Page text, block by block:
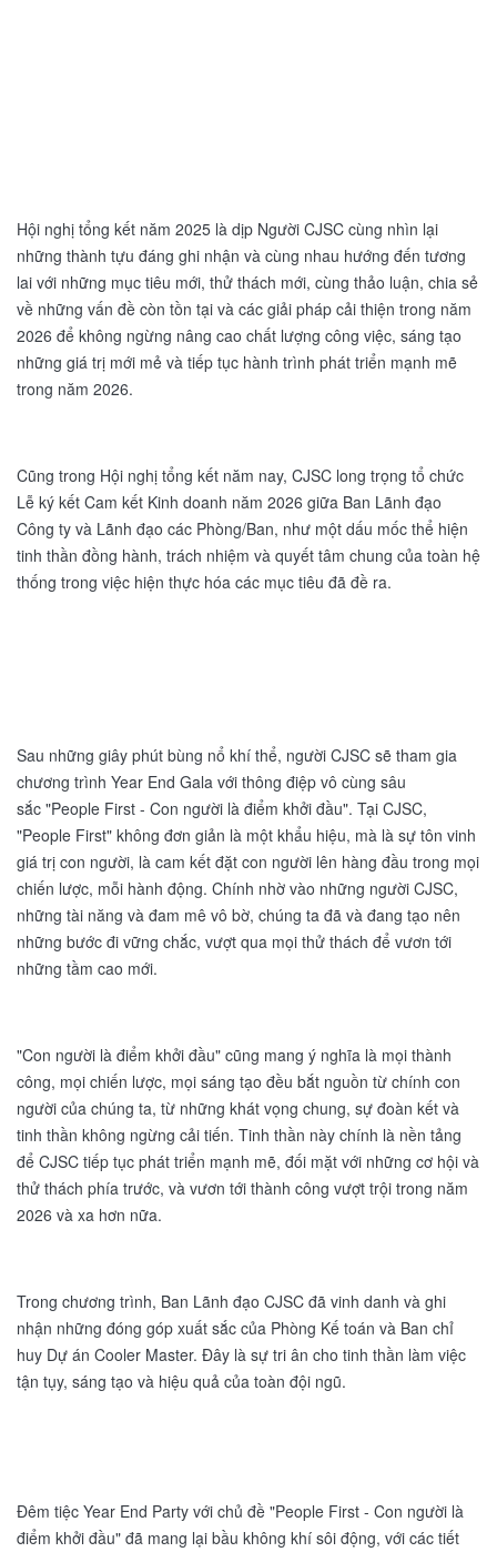
Hội nghị tổng kết năm 2025 là dịp Người CJSC cùng nhìn lại
những thành tựu đáng ghi nhận và cùng nhau hướng đến tương
lai với những mục tiêu mới, thử thách mới, cùng thảo luận, chia sẻ
về những vấn đề còn tồn tại và các giải pháp cải thiện trong năm
2026 để không ngừng nâng cao chất lượng công việc, sáng tạo
những giá trị mới mẻ và tiếp tục hành trình phát triển mạnh mẽ
trong năm 2026.
Cũng trong Hội nghị tổng kết năm nay, CJSC long trọng tổ chức
Lễ ký kết Cam kết Kinh doanh năm 2026 giữa Ban Lãnh đạo
Công ty và Lãnh đạo các Phòng/Ban, như một dấu mốc thể hiện
tinh thần đồng hành, trách nhiệm và quyết tâm chung của toàn hệ
thống trong việc hiện thực hóa các mục tiêu đã đề ra.
Sau những giây phút bùng nổ khí thể, người CJSC sẽ tham gia
chương trình Year End Gala với thông điệp vô cùng sâu
sắc "People First - Con người là điểm khởi đầu". Tại CJSC,
"People First" không đơn giản là một khẩu hiệu, mà là sự tôn vinh
giá trị con người, là cam kết đặt con người lên hàng đầu trong mọi
chiến lược, mỗi hành động. Chính nhờ vào những người CJSC,
những tài năng và đam mê vô bờ, chúng ta đã và đang tạo nên
những bước đi vững chắc, vượt qua mọi thử thách để vươn tới
những tầm cao mới.
"Con người là điểm khởi đầu" cũng mang ý nghĩa là mọi thành
công, mọi chiến lược, mọi sáng tạo đều bắt nguồn từ chính con
người của chúng ta, từ những khát vọng chung, sự đoàn kết và
tinh thần không ngừng cải tiến. Tinh thần này chính là nền tảng
để CJSC tiếp tục phát triển mạnh mẽ, đối mặt với những cơ hội và
thử thách phía trước, và vươn tới thành công vượt trội trong năm
2026 và xa hơn nữa.
Trong chương trình, Ban Lãnh đạo CJSC đã vinh danh và ghi
nhận những đóng góp xuất sắc của Phòng Kế toán và Ban chỉ
huy Dự án Cooler Master. Đây là sự tri ân cho tinh thần làm việc
tận tụy, sáng tạo và hiệu quả của toàn đội ngũ.
Đêm tiệc Year End Party với chủ đề "People First - Con người là
điểm khởi đầu" đã mang lại bầu không khí sôi động, với các tiết